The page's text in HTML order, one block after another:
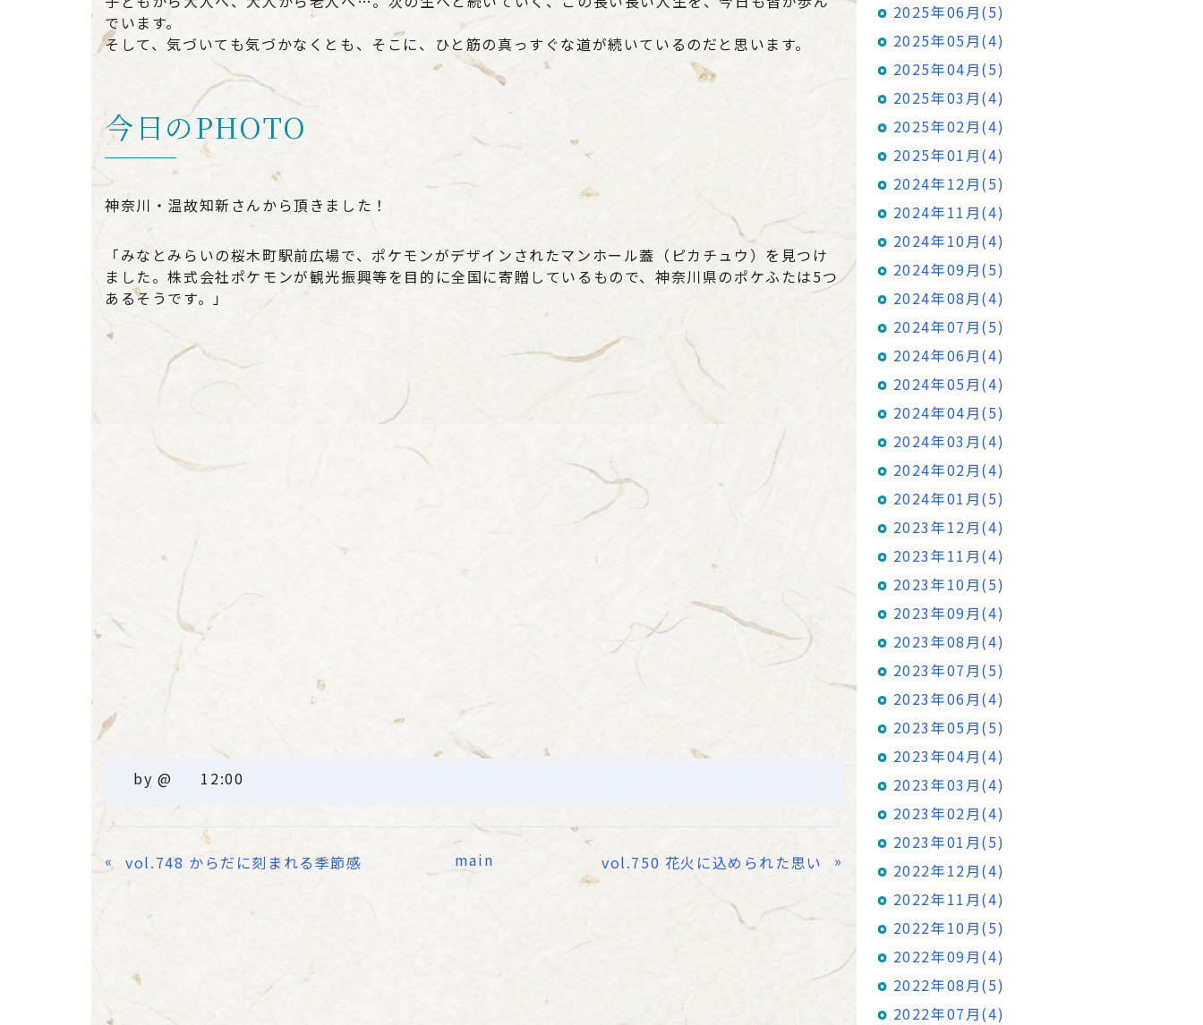
でいます。
そして、気づいても気づかなくとも、そこに、ひと筋の真っすぐな道が続いているのだと思います。
今日のPHOTO
神奈川・温故知新さんから頂きました！
「みなとみらいの桜木町駅前広場で、ポケモンがデザインされたマンホール蓋（ピカチュウ）を見つけ
ました。株式会社ポケモンが観光振興等を目的に全国に寄贈しているもので、神奈川県のポケふたは5つ
あるそうです。」
今週は「大暑」にふさわしく、猛烈な暑さの予報
です。過ぎ去れば、この暑さも恋しく（？）なる
かも。いましかない季節を味わって、どうぞ元気
にお過ごしください！
by @ 12:00
« vol.748 からだに刻まれる季節感 main vol.750 花火に込められた思い »
2025年06月(5)
2025年05月(4)
2025年04月(5)
2025年03月(4)
2025年02月(4)
2025年01月(4)
2024年12月(5)
2024年11月(4)
2024年10月(4)
2024年09月(5)
2024年08月(4)
2024年07月(5)
2024年06月(4)
2024年05月(4)
2024年04月(5)
2024年03月(4)
2024年02月(4)
2024年01月(5)
2023年12月(4)
2023年11月(4)
2023年10月(5)
2023年09月(4)
2023年08月(4)
2023年07月(5)
2023年06月(4)
2023年05月(5)
2023年04月(4)
2023年03月(4)
2023年02月(4)
2023年01月(5)
2022年12月(4)
2022年11月(4)
2022年10月(5)
2022年09月(4)
2022年08月(5)
2022年07月(4)